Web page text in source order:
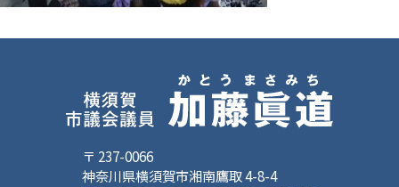
〒 237-0066
神奈川県横須賀市湘南鷹取 4-8-4